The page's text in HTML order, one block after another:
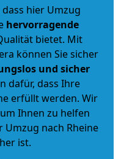
hier Umzug
hervorragende
bietet. Mit
können Sie sicher
und sicher
dafür, dass Ihre
erfüllt werden. Wir
Ihnen zu helfen
Umzug nach Rheine
ist.